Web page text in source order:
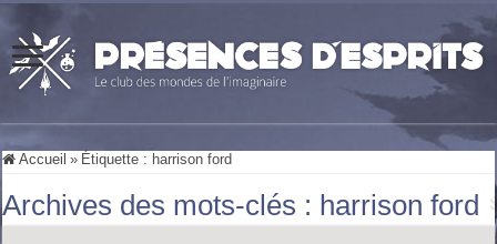
Accueil » Étiquette : harrison ford
Archives des mots-clés : harrison ford